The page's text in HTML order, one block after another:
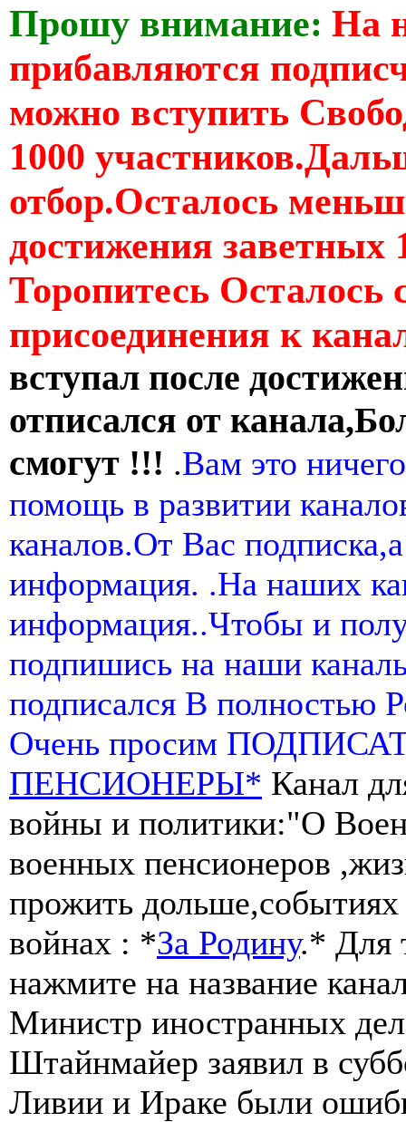
Прошу внимание: На
прибавляются
можно вступить
1000
отбор.Осталось
достижения заветных
Торопитесь Осталось
присоединения к
вступал после
отписался от
смогут !!! .Вам это
помощь в развитии
каналов.От Вас
информация. .На наших
информация..Чтобы и
подпишись на наши
подписался В полностью
Очень просим
ПЕНСИОНЕРЫ* Канал
войны и политики:"О
военных пенсионеров
прожить
войнах : *За Родину.* Для
нажмите на название
Министр иностранных
Штайнмайер заявил в
Ливии и Ираке были